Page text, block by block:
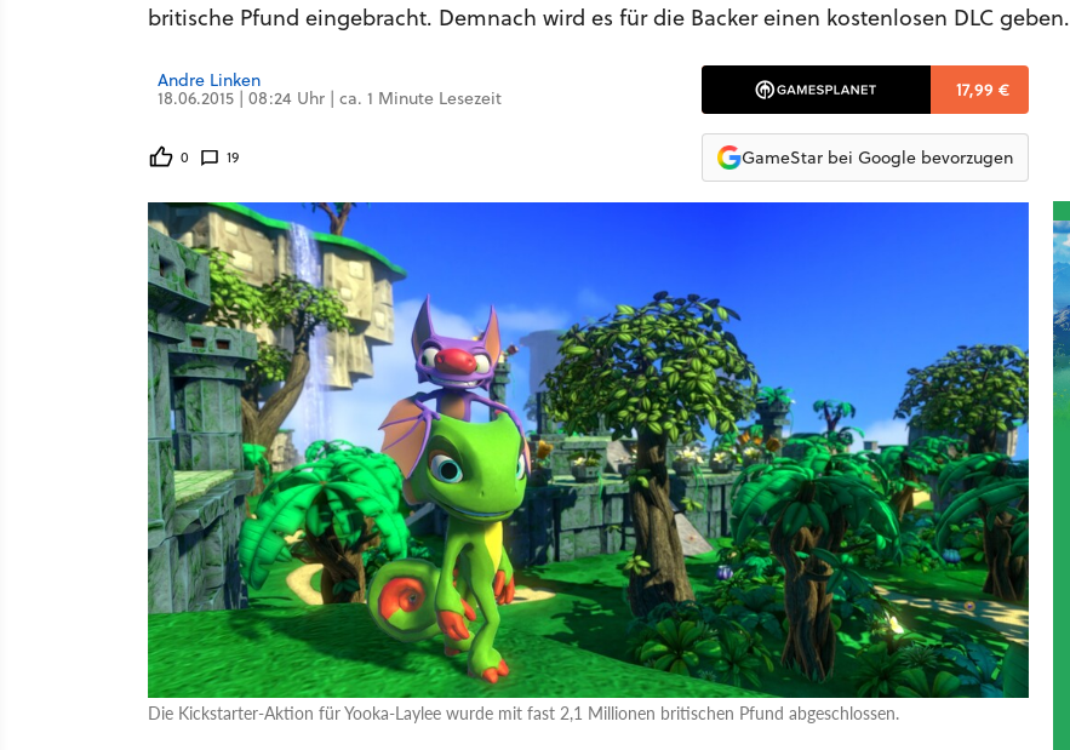
britische Pfund eingebracht. Demnach wird es für die Backer einen kostenlosen DLC geben.
Andre Linken
18.06.2015 | 08:24 Uhr | ca. 1 Minute Lesezeit
0 19
17,99 €
GameStar bei Google bevorzugen
Die Kickstarter-Aktion für Yooka-Laylee wurde mit fast 2,1 Millionen britischen Pfund abgeschlossen.